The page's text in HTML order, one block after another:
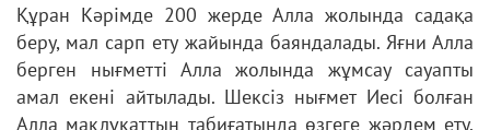
Құран Кәрімде 200 жерде Алла жолында садақа
беру, мал сарп ету жайында баяндалады. Яғни Алла
берген нығметті Алла жолында жұмсау сауапты
амал екені айтылады. Шексіз нығмет Иесі болған
Алла мақлұқаттың табиғатында өзгеге жәрдем ету,